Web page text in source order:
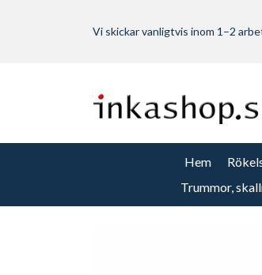
Vi skickar vanligtvis inom 1–2
Hem
Trummor,